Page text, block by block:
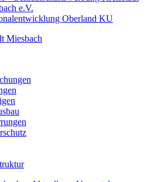
e.V.
Oberland KU